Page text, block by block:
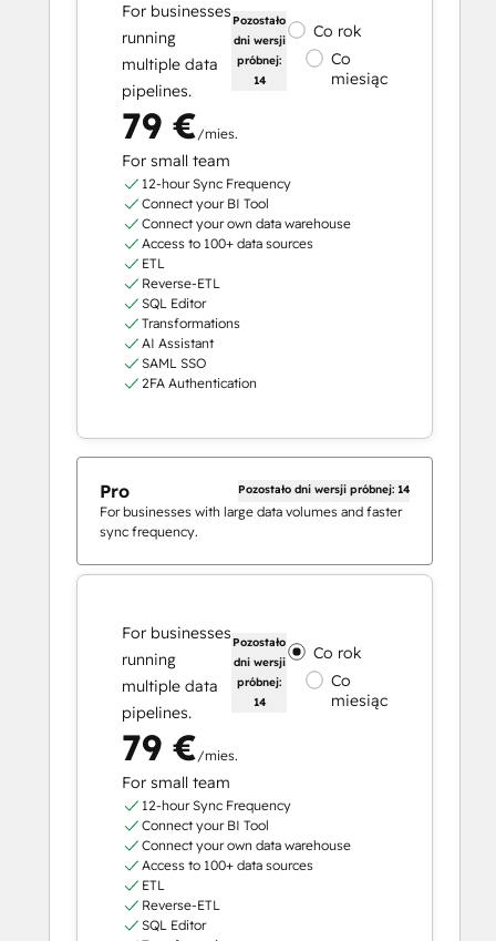
For businesses
running
multiple data
pipelines.
Pozostało
dni wersji
próbnej:
14
Co rok
Co
miesiąc
79 €/mies.
For small team
12-hour Sync Frequency
Connect your BI Tool
Connect your own data warehouse
Access to 100+ data sources
ETL
Reverse-ETL
SQL Editor
Transformations
AI Assistant
SAML SSO
2FA Authentication
Pro Pozostało dni wersji próbnej: 14
For businesses with large data volumes and faster
sync frequency.
For businesses
running
multiple data
pipelines.
Pozostało
dni wersji
próbnej:
14
Co rok
Co
miesiąc
79 €/mies.
For small team
12-hour Sync Frequency
Connect your BI Tool
Connect your own data warehouse
Access to 100+ data sources
ETL
Reverse-ETL
SQL Editor